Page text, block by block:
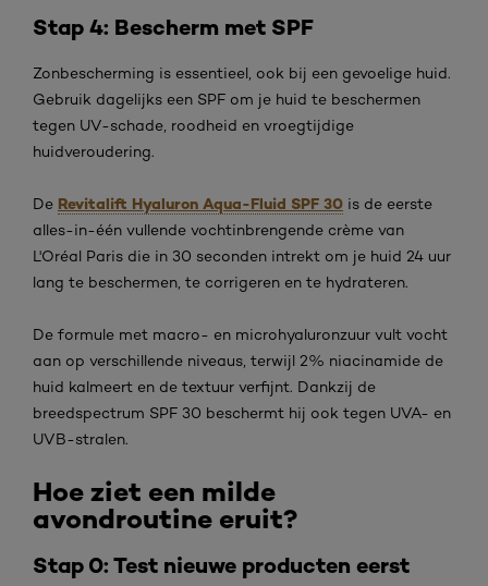
Stap 4: Bescherm met SPF
Zonbescherming is essentieel, ook bij een gevoelige huid.
Gebruik dagelijks een SPF om je huid te beschermen
tegen UV-schade, roodheid en vroegtijdige
huidveroudering.
De Revitalift Hyaluron Aqua-Fluid SPF 30 is de eerste
alles-in-één vullende vochtinbrengende crème van
L'Oréal Paris die in 30 seconden intrekt om je huid 24 uur
lang te beschermen, te corrigeren en te hydrateren.
De formule met macro- en microhyaluronzuur vult vocht
aan op verschillende niveaus, terwijl 2% niacinamide de
huid kalmeert en de textuur verfijnt. Dankzij de
breedspectrum SPF 30 beschermt hij ook tegen UVA- en
UVB-stralen.
Hoe ziet een milde
avondroutine eruit?
Stap 0: Test nieuwe producten eerst